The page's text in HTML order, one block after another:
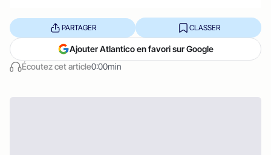
Écoutez cet article0:00min
PARTAGER CLASSER
Ajouter Atlantico en favori sur Google